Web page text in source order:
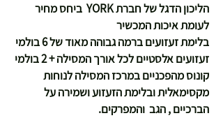
הליכון הדגל של חברת YORK ביחס מחיר
לעומת איכות המכשיר
בלימת זעזועים ברמה גבוהה מאוד של 6 בולמי
זעזועים אלסטיים לכל אורך המסילה + 2 בולמי
קונוס מהפכניים במרכז המסילה לנוחות
מקסימאלית ובלימת הזעזוע ושמירה על
הברכיים , הגב והמפרקים.